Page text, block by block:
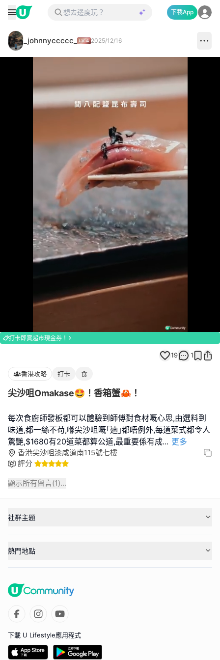
下載App
_johnnyccccc_ 2025/12/16
100.00%
打卡即賞超市現金券！
19 1
香港攻略 打卡 食
尖沙咀Omakase🤩！香箱蟹🦀！
每次食廚師發板都可以體驗到師傅對食材嘅心思,由選料到
味道,都一絲不苟,喺尖沙咀嘅｢遖｣都唔例外,每道菜式都令人
驚艷,$1680有20道菜都算公道,最重要係有成... 更多
香港尖沙咀漆咸道南115號七樓
評分
顯示所有留言(1)...
社群主題
熱門地點
下載 U Lifestyle應用程式